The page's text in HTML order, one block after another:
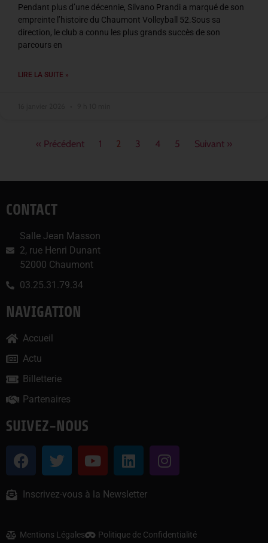
Pendant plus d’une décennie, Silvano Prandi a marqué de son
empreinte l’histoire du Chaumont Volleyball 52.Sous sa
direction, le club a connu les plus grands succès de son
parcours en
LIRE LA SUITE »
« Précédent 1 2 3 4 5 Suivant »
CONTACT
Salle Jean Masson
2, rue Henri Dunant
52000 Chaumont
03.25.31.79.34
NAVIGATION
Accueil
Actu
Billetterie
Partenaires
SUIVEZ-NOUS
Inscrivez-vous à la Newsletter
Mentions Légales
Politique de Confidentialité